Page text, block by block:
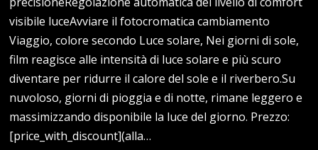
visibile luceAvviare il fotocromatica cambiamento
Viaggio, colore secondo Luce solare, Nei giorni di sole,
film reagisce alle intensità di luce solare e più scuro
diventare per ridurre il calore del sole e il riverbero.Su
nuvoloso, giorni di pioggia e di notte, rimane leggero e
massimizzando disponibile la luce del giorno. Prezzo:
[price_with_discount](alla…